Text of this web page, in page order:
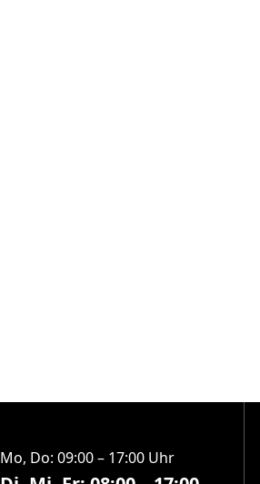
Mo, Do: 09:00 – 17:00 Uhr